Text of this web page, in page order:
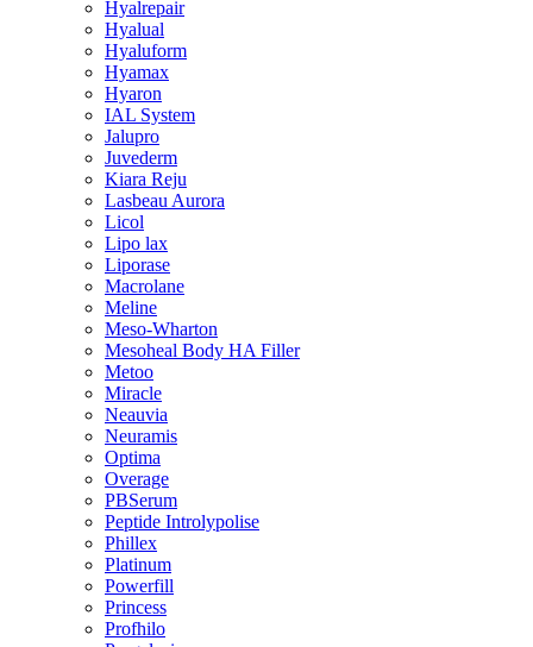
Hyalrepair
Hyalual
Hyaluform
Hyamax
Hyaron
IAL System
Jalupro
Juvederm
Kiara Reju
Lasbeau Aurora
Licol
Lipo lax
Liporase
Macrolane
Meline
Meso-Wharton
Mesoheal Body HA Filler
Metoo
Miracle
Neauvia
Neuramis
Optima
Overage
PBSerum
Peptide Introlypolise
Phillex
Platinum
Powerfill
Princess
Profhilo